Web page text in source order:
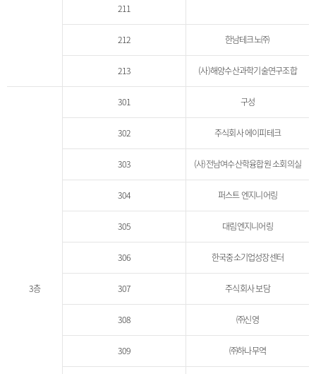
211
212 한남테크노㈜
213 (사)해양수산과학기술연구조합
3층
301 구성
302 주식회사 에이피테크
303 (사)전남여수산학융합원 소회의실
304 퍼스트 엔지니어링
305 대림엔지니어링
306 한국중소기업성장센터
307 주식회사 보담
308 ㈜신영
309 ㈜하나무역